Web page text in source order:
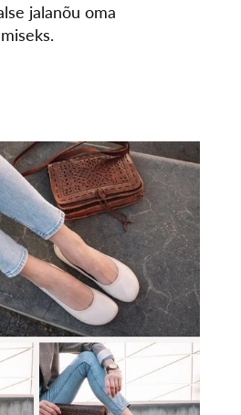
jalanõu oma